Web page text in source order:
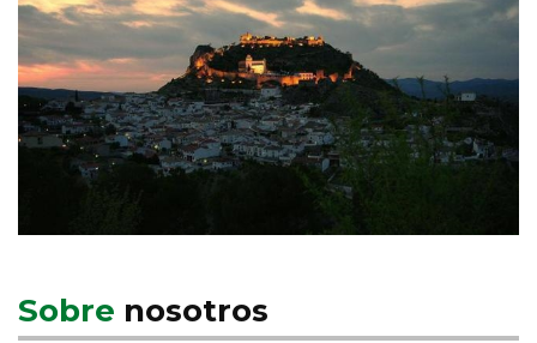
Sobre nosotros